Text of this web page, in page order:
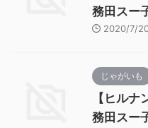
務田スー
2020/7/
じゃがいも
【ヒル
務田スー